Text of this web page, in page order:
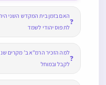
❓
האם בזמן בית המקדש השני
לתפוס יהודי לשמד
❓
למה הזכיר הרמ”א ב’ מקרים
לקבל ובמוחל